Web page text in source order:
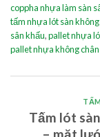
coppha nhựa làm sàn
tấm nhựa lót sàn
sân khấu,pallet nhựa
pallet nhựa không
Tấm lót
– mặt